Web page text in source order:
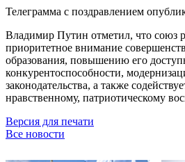
Телеграмма с поздравлением
Владимир Путин отметил, что союз
приоритетное внимание
образования, повышению его
конкурентоспособности,
законодательства, а также
нравственному, патриотическому
Версия для печати
Все новости